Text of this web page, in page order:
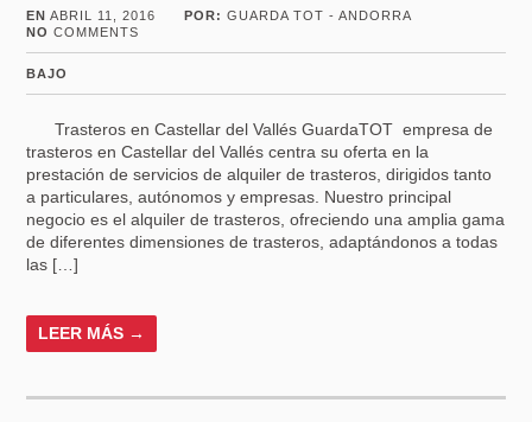
EN ABRIL 11, 2016 POR:GUARDA TOT - ANDORRA
NO COMMENTS
BAJO
Trasteros en Castellar del Vallés GuardaTOT empresa de
trasteros en Castellar del Vallés centra su oferta en la
prestación de servicios de alquiler de trasteros, dirigidos tanto
a particulares, autónomos y empresas. Nuestro principal
negocio es el alquiler de trasteros, ofreciendo una amplia gama
de diferentes dimensiones de trasteros, adaptándonos a todas
las […]
LEER MÁS →